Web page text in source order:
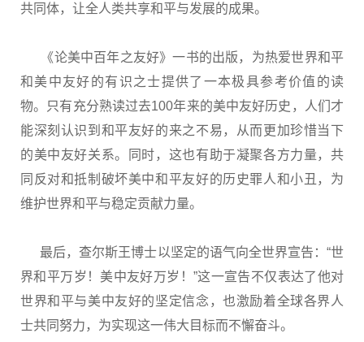
共同体，让全人类共享和平与发展的成果。
《论美中百年之友好》一书的出版，为热爱世界和平
和美中友好的有识之士提供了一本极具参考价值的读
物。只有充分熟读过去100年来的美中友好历史，人们才
能深刻认识到和平友好的来之不易，从而更加珍惜当下
的美中友好关系。同时，这也有助于凝聚各方力量，共
同反对和抵制破坏美中和平友好的历史罪人和小丑，为
维护世界和平与稳定贡献力量。
最后，查尔斯王博士以坚定的语气向全世界宣告：“世
界和平万岁！美中友好万岁！”这一宣告不仅表达了他对
世界和平与美中友好的坚定信念，也激励着全球各界人
士共同努力，为实现这一伟大目标而不懈奋斗。